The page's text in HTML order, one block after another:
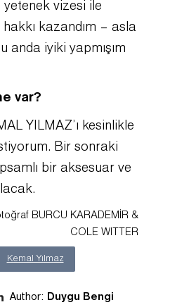
yetenek vizesi ile
kazandım – asla
anda iyiki yapmışım
var?
YILMAZ’ı kesinlikle
Bir sonraki
bir aksesuar ve
BURCU KARADEMİR &
COLE WITTER
Kemal Yılmaz
Author: Duygu Bengi